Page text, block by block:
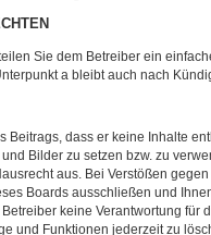
Sie dem Betreiber ein
a bleibt auch nach
Beitrags, dass er keine Inhalte
Bilder zu setzen bzw. zu
aus. Bei Verstößen
Boards ausschließen und
keine Verantwortung
und Funktionen jederzeit zu